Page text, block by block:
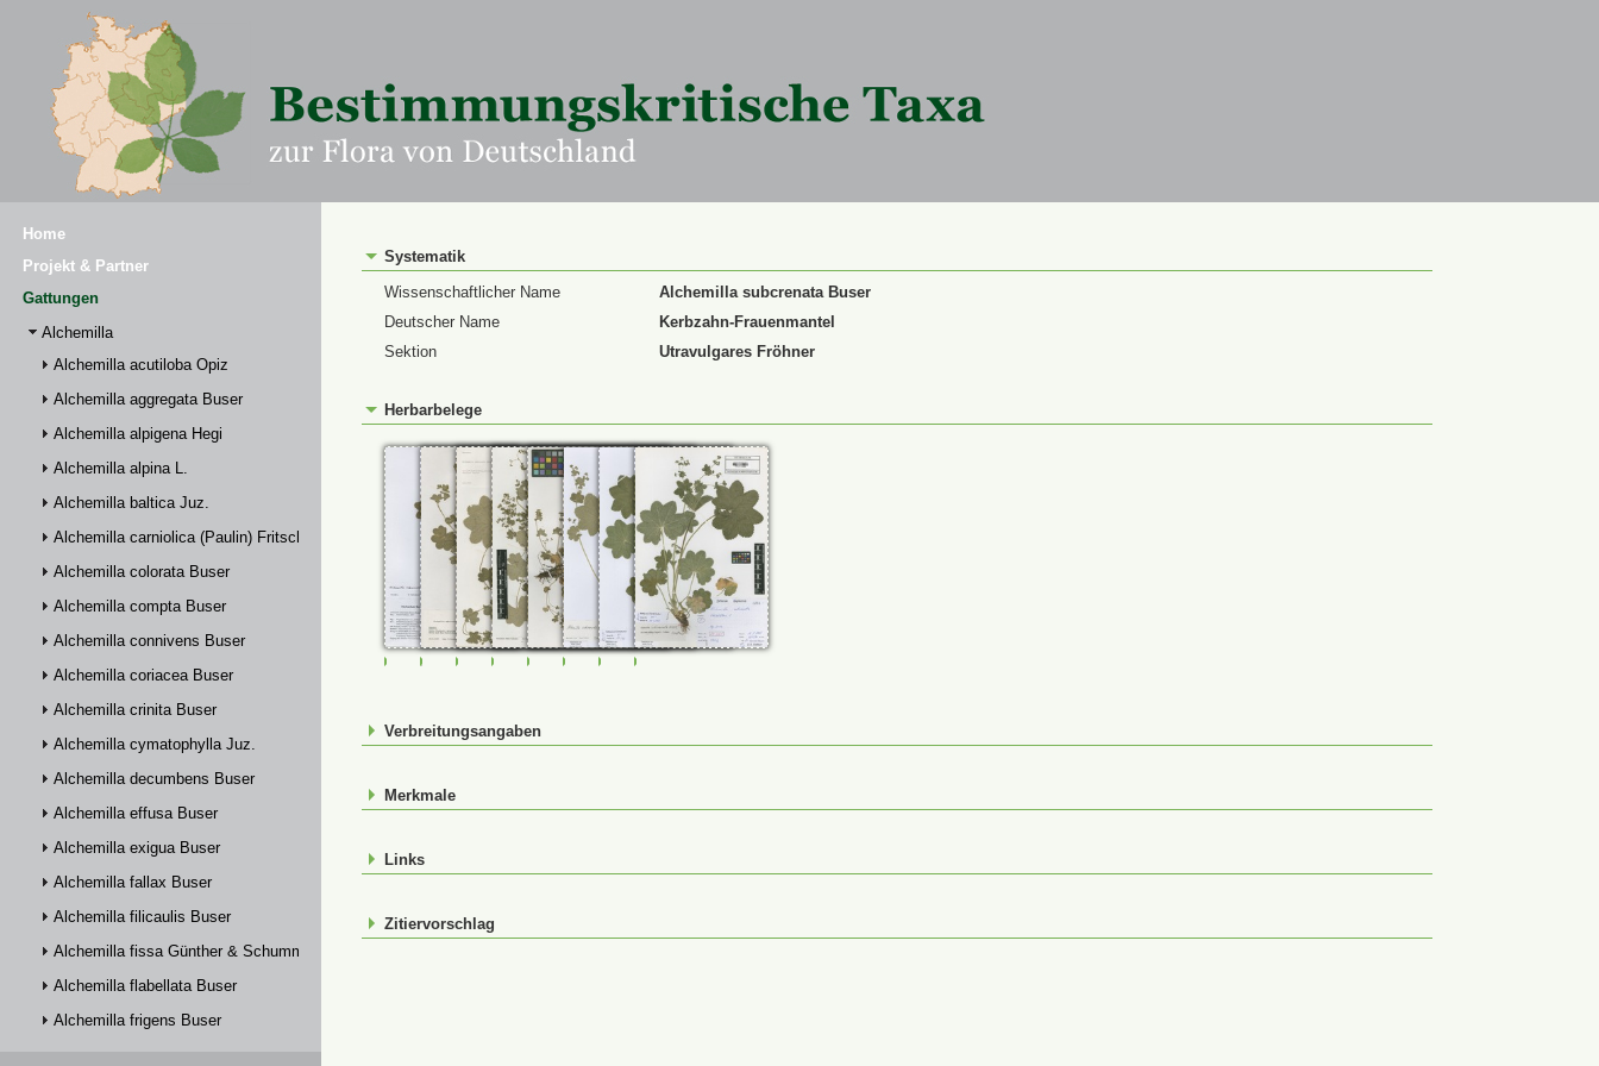
Home
Projekt & Partner
Gattungen
Alchemilla
Alchemilla acutiloba Opiz
Alchemilla aggregata Buser
Alchemilla alpigena Hegi
Alchemilla alpina L.
Alchemilla baltica Juz.
Alchemilla carniolica (Paulin) Fritsch
Alchemilla colorata Buser
Alchemilla compta Buser
Alchemilla connivens Buser
Alchemilla coriacea Buser
Alchemilla crinita Buser
Alchemilla cymatophylla Juz.
Alchemilla decumbens Buser
Alchemilla effusa Buser
Alchemilla exigua Buser
Alchemilla fallax Buser
Alchemilla filicaulis Buser
Alchemilla fissa Günther & Schummel
Alchemilla flabellata Buser
Alchemilla frigens Buser
Systematik
Wissenschaftlicher Name
Alchemilla subcrenata Buser
Deutscher Name
Kerbzahn-Frauenmantel
Sektion
Utravulgares Fröhner
Herbarbelege
FR-0090009FR-0107620FR-0107624FR-0107626FR-0107627FR-0114936FR-0114937
Verbreitungsangaben
Merkmale
Links
Zitiervorschlag